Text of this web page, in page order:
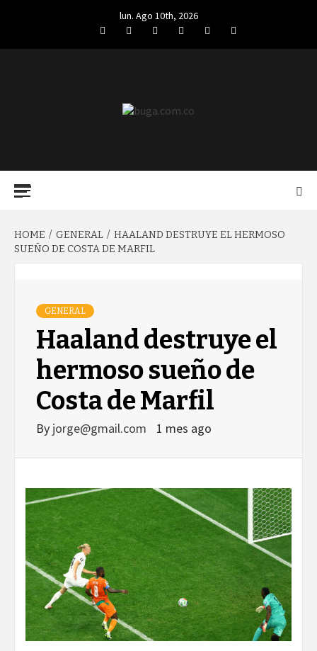
lun. Ago 10th, 2026
FacebookTwitterLinkedIn
VK YouTubeInstagram
HOME GENERAL
HAALAND DESTRUYE EL HERMOSO
SUEÑO DE COSTA DE MARFIL
GENERAL
Haaland destruye el
hermoso sueño de
Costa de Marfil
By jorge@gmail.com 1 mes ago